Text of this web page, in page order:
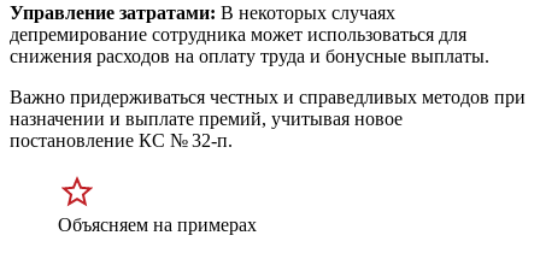
Управление затратами: В некоторых случаях
депремирование сотрудника может использоваться для
снижения расходов на оплату труда и бонусные выплаты.
Важно придерживаться честных и справедливых методов при
назначении и выплате премий, учитывая новое
постановление КС № 32-п.
Объясняем на примерах